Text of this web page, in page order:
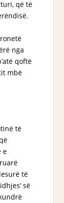
që të
nga
qoftë
mbë
të
e
të
së